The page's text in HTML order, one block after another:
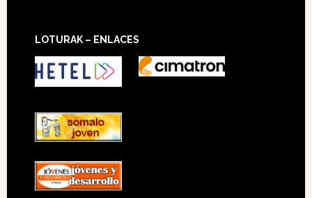
LOTURAK – ENLACES